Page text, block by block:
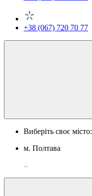
+38 (067) 720 70 77
Виберіть своє місто:
м. Полтава